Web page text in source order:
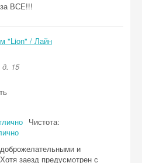
ВСЕ!!!
"Lion" / Лайн
15
Чистота:
и
заезд предусмотрен с